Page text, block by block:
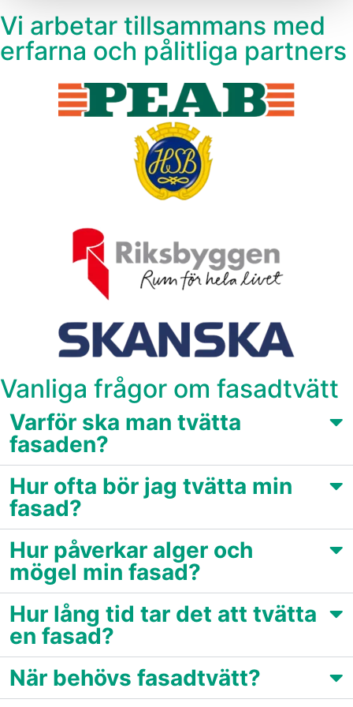
Vi arbetar tillsammans med
erfarna och pålitliga partners
Vanliga frågor om fasadtvätt
Varför ska man tvätta
fasaden?
Hur ofta bör jag tvätta min
fasad?
Hur påverkar alger och
mögel min fasad?
Hur lång tid tar det att tvätta
en fasad?
När behövs fasadtvätt?